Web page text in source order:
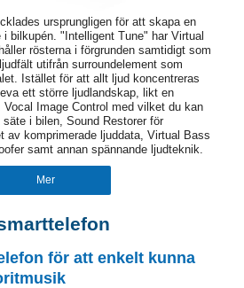
ursprungligen för att skapa en
bilkupén. "Intelligent Tune" har Virtual
rösterna i förgrunden samtidigt som
utifrån surroundelement som
Istället för att allt ljud koncentreras
ett större ljudlandskap, likt en
Vocal Image Control med vilket du kan
i bilen, Sound Restorer för
av komprimerade ljuddata, Virtual Bass
samt annan spännande ljudteknik.
Mer
för att enkelt kunna